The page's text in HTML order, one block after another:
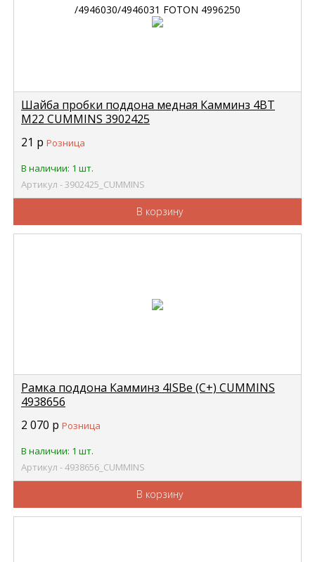
Шайба пробки поддона медная Камминз 4ВТ
М22 CUMMINS 3902425
21 р Розница
В наличии: 1 шт.
Артикул - 3902425_CUMMINS
В корзину
Рамка поддона Камминз 4ISBe (С+) CUMMINS
4938656
2 070 р Розница
В наличии: 1 шт.
Артикул - 4938656_CUMMINS
В корзину